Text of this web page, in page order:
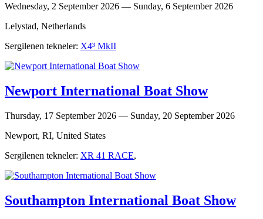
Wednesday, 2 September 2026 — Sunday, 6 September 2026
Lelystad, Netherlands
Sergilenen tekneler: X4³ MkII
Newport International Boat Show
Thursday, 17 September 2026 — Sunday, 20 September 2026
Newport, RI, United States
Sergilenen tekneler: XR 41 RACE,
Southampton International Boat Show